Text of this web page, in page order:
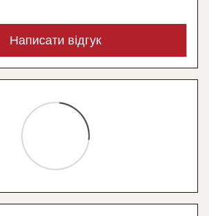
Написати відгук